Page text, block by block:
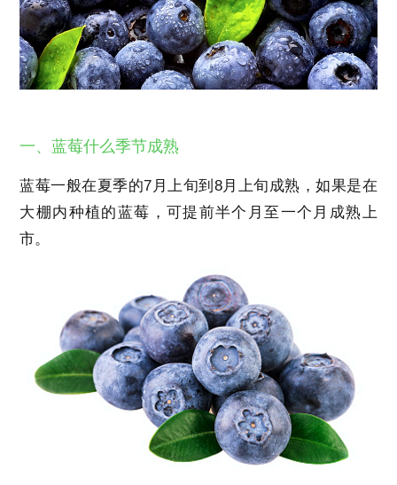
一、蓝莓什么季节成熟
蓝莓一般在夏季的7月上旬到8月上旬成熟，如果是在
大棚内种植的蓝莓，可提前半个月至一个月成熟上
市。